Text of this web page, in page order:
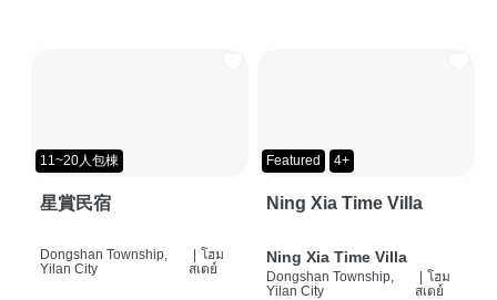
11~20人包棟
星賞民宿
Dongshan Township,
Yilan City
โฮม
สเตย์
Featured 4+
Ning Xia Time Villa
Ning Xia Time Villa
Dongshan Township,
Yilan City
โฮม
สเตย์